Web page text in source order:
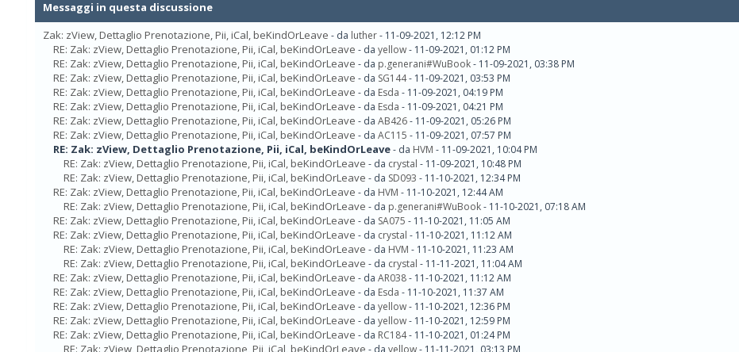
Messaggi in questa discussione
Zak: zView, Dettaglio Prenotazione, Pii, iCal, beKindOrLeave - da luther- 11-09-2021, 12:12 PM
RE: Zak: zView, Dettaglio Prenotazione, Pii, iCal, beKindOrLeave - da yellow- 11-09-2021, 01:12 PM
RE: Zak: zView, Dettaglio Prenotazione, Pii, iCal, beKindOrLeave - da p.generani#WuBook- 11-09-2021, 03:38 PM
RE: Zak: zView, Dettaglio Prenotazione, Pii, iCal, beKindOrLeave - da SG144- 11-09-2021, 03:53 PM
RE: Zak: zView, Dettaglio Prenotazione, Pii, iCal, beKindOrLeave - da Esda - 11-09-2021, 04:19 PM
RE: Zak: zView, Dettaglio Prenotazione, Pii, iCal, beKindOrLeave - da Esda - 11-09-2021, 04:21 PM
RE: Zak: zView, Dettaglio Prenotazione, Pii, iCal, beKindOrLeave - da AB426- 11-09-2021, 05:26 PM
RE: Zak: zView, Dettaglio Prenotazione, Pii, iCal, beKindOrLeave - da AC115 - 11-09-2021, 07:57 PM
RE: Zak: zView, Dettaglio Prenotazione, Pii, iCal, beKindOrLeave- da HVM - 11-09-2021, 10:04 PM
RE: Zak: zView, Dettaglio Prenotazione, Pii, iCal, beKindOrLeave - da crystal - 11-09-2021, 10:48 PM
RE: Zak: zView, Dettaglio Prenotazione, Pii, iCal, beKindOrLeave - da SD093 - 11-10-2021, 12:34 PM
RE: Zak: zView, Dettaglio Prenotazione, Pii, iCal, beKindOrLeave - da HVM - 11-10-2021, 12:44 AM
RE: Zak: zView, Dettaglio Prenotazione, Pii, iCal, beKindOrLeave - da p.generani#WuBook- 11-10-2021, 07:18 AM
RE: Zak: zView, Dettaglio Prenotazione, Pii, iCal, beKindOrLeave - da SA075 - 11-10-2021, 11:05 AM
RE: Zak: zView, Dettaglio Prenotazione, Pii, iCal, beKindOrLeave - da crystal - 11-10-2021, 11:12 AM
RE: Zak: zView, Dettaglio Prenotazione, Pii, iCal, beKindOrLeave - da HVM - 11-10-2021, 11:23 AM
RE: Zak: zView, Dettaglio Prenotazione, Pii, iCal, beKindOrLeave - da crystal - 11-11-2021, 11:04 AM
RE: Zak: zView, Dettaglio Prenotazione, Pii, iCal, beKindOrLeave - da AR038- 11-10-2021, 11:12 AM
RE: Zak: zView, Dettaglio Prenotazione, Pii, iCal, beKindOrLeave - da Esda - 11-10-2021, 11:37 AM
RE: Zak: zView, Dettaglio Prenotazione, Pii, iCal, beKindOrLeave - da yellow- 11-10-2021, 12:36 PM
RE: Zak: zView, Dettaglio Prenotazione, Pii, iCal, beKindOrLeave - da yellow- 11-10-2021, 12:59 PM
RE: Zak: zView, Dettaglio Prenotazione, Pii, iCal, beKindOrLeave - da RC184- 11-10-2021, 01:24 PM
RE: Zak: zView, Dettaglio Prenotazione, Pii, iCal, beKindOrLeave - da yellow- 11-11-2021, 03:13 PM